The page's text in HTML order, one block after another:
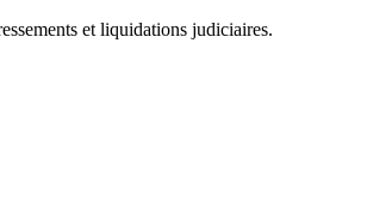
et liquidations judiciaires.